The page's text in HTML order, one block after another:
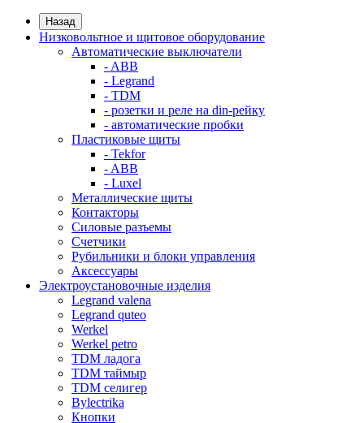
Назад
Низковольтное и щитовое оборудование
Автоматические выключатели
- ABB
- Legrand
- TDM
- розетки и реле на din-рейку
- автоматические пробки
Пластиковые щиты
- Tekfor
- ABB
- Luxel
Металлические щиты
Контакторы
Силовые разъемы
Счетчики
Рубильники и блоки управления
Аксессуары
Электроустановочные изделия
Legrand valena
Legrand quteo
Werkel
Werkel petro
TDM ладога
TDM таймыр
TDM селигер
Bylectrika
Кнопки